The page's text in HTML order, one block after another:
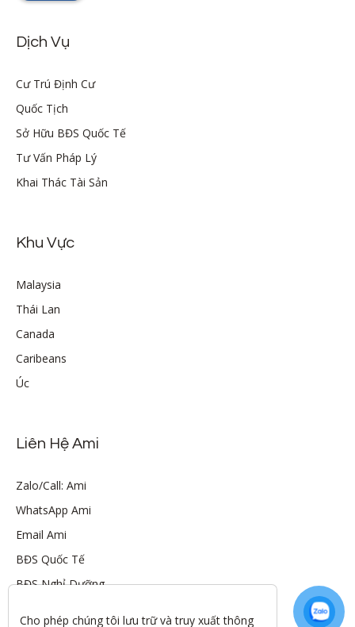
Dịch Vụ
Cư Trú Định Cư
Quốc Tịch
Sở Hữu BĐS Quốc Tế
Tư Vấn Pháp Lý
Khai Thác Tài Sản
Khu Vực
Malaysia
Thái Lan
Canada
Caribeans
Úc
Liên Hệ Ami
Zalo/Call: Ami
WhatsApp Ami
Email Ami
BĐS Quốc Tế
BĐS Nghỉ Dưỡng
Cho phép chúng tôi lưu trữ và truy xuất thông